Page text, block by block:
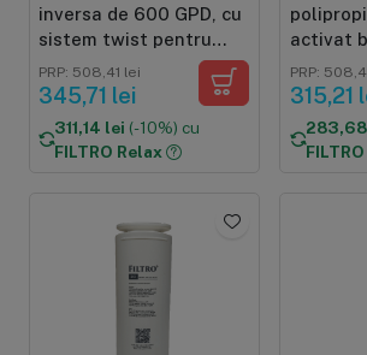
inversa de 600 GPD, cu
sistem twist pentru
purificatorul FILTRO
INFINITY Lite
PRP: 508,41 lei
345,71 lei
311,14 lei (-10%) cu
FILTRO Relax
activat
sistem
FILTRO
DF1000G
PRP:
315,21